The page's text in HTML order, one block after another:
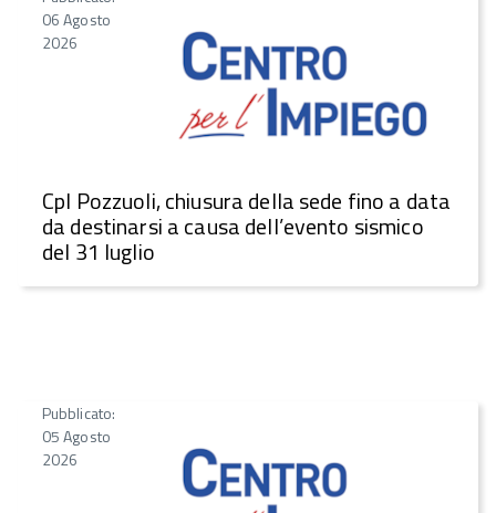
06 Agosto
2026
CpI Pozzuoli, chiusura della sede fino a data
da destinarsi a causa dell’evento sismico
del 31 luglio
Pubblicato:
05 Agosto
2026